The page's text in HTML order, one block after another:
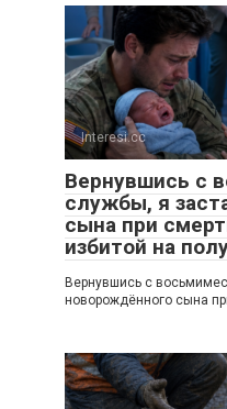
Interesi.cc
Вернувшись с
службы, я
сына при
избитой на
Вернувшись с
новорождённого сына